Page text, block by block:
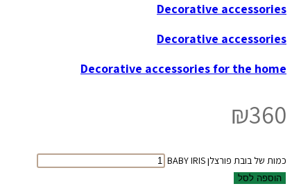
Decorative accessories
Decorative accessories
Decorative accessories for the home
₪360
כמות של בובת פורצלן BABY IRIS
הוספה לסל